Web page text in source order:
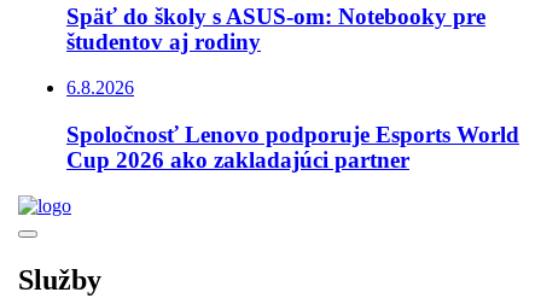
Späť do školy s ASUS-om: Notebooky pre
študentov aj rodiny
6.8.2026
Spoločnosť Lenovo podporuje Esports World
Cup 2026 ako zakladajúci partner
Služby